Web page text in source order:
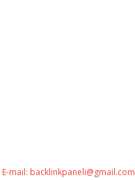
E-mail: backlinkpaneli@gmail.com